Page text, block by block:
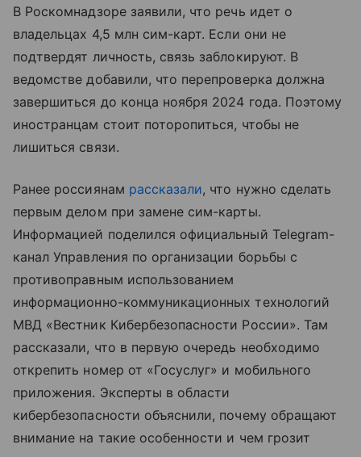
В Роскомнадзоре заявили, что речь идет о
владельцах 4,5 млн сим-карт. Если они не
подтвердят личность, связь заблокируют. В
ведомстве добавили, что перепроверка должна
завершиться до конца ноября 2024 года. Поэтому
иностранцам стоит поторопиться, чтобы не
лишиться связи.
Ранее россиянам рассказали, что нужно сделать
первым делом при замене сим-карты.
Информацией поделился официальный Telegram-
канал Управления по организации борьбы с
противоправным использованием
информационно-коммуникационных технологий
МВД «Вестник Кибербезопасности России». Там
рассказали, что в первую очередь необходимо
открепить номер от «Госуслуг» и мобильного
приложения. Эксперты в области
кибербезопасности объяснили, почему обращают
внимание на такие особенности и чем грозит